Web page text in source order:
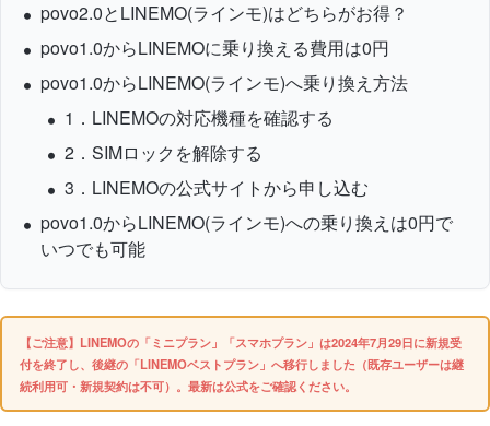
povo2.0とLINEMO(ラインモ)はどちらがお得？
povo1.0からLINEMOに乗り換える費用は0円
povo1.0からLINEMO(ラインモ)へ乗り換え方法
1．LINEMOの対応機種を確認する
2．SIMロックを解除する
3．LINEMOの公式サイトから申し込む
povo1.0からLINEMO(ラインモ)への乗り換えは0円で
いつでも可能
【ご注意】LINEMOの「ミニプラン」「スマホプラン」は2024年7月29日に新規受
付を終了し、後継の「LINEMOベストプラン」へ移行しました（既存ユーザーは継
続利用可・新規契約は不可）。最新は公式をご確認ください。